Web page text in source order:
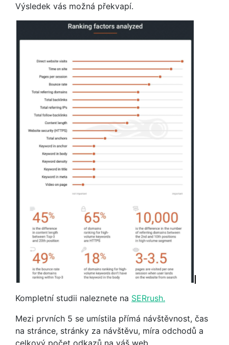
Výsledek vás možná překvapí.
Kompletní studii naleznete na SERrush.
Mezi prvních 5 se umístila přímá návštěvnost, čas
na stránce, stránky za návštěvu, míra odchodů a
celkový počet odkazů na váš web.